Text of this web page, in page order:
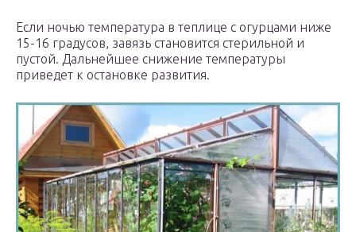
Если ночью температура в теплице с огурцами ниже
15-16 градусов, завязь становится стерильной и
пустой. Дальнейшее снижение температуры
приведет к остановке развития.